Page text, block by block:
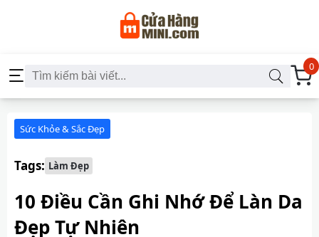
0
Sức Khỏe & Sắc Đẹp
Tags: Làm Đẹp
10 Điều Cần Ghi Nhớ Để Làn Da
Đẹp Tự Nhiên